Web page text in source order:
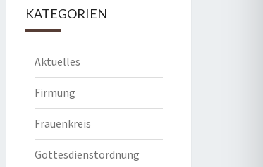
KATEGORIEN
Aktuelles
Firmung
Frauenkreis
Gottesdienstordnung